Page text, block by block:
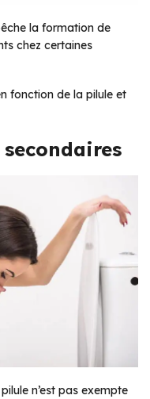
la formation de
chez certaines
fonction de la pilule et
n’est pas exempte